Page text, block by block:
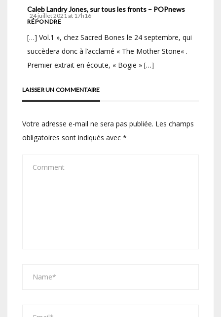
Caleb Landry Jones, sur tous les fronts – POPnews
24 juillet 2021 at 17h16
RÉPONDRE
[…] Vol.1 », chez Sacred Bones le 24 septembre, qui
succèdera donc à l’acclamé « The Mother Stone« .
Premier extrait en écoute, « Bogie » […]
LAISSER UN COMMENTAIRE
Votre adresse e-mail ne sera pas publiée. Les champs
obligatoires sont indiqués avec *